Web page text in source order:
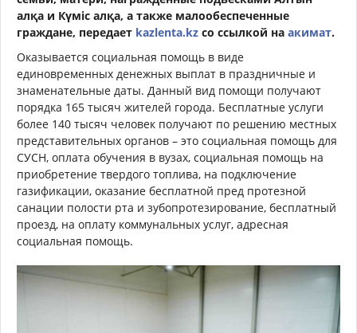
алқа и Күміс алқа, а также малообеспеченные
граждане, передает kazlenta.kz со ссылкой на акимат.
Оказывается социальная помощь в виде
единовременных денежных выплат в праздничные и
знаменательные даты. Данный вид помощи получают
порядка 165 тысяч жителей города. Бесплатные услуги
более 140 тысяч человек получают по решению местных
представительных органов – это социальная помощь для
СУСН, оплата обучения в вузах, социальная помощь на
приобретение твердого топлива, на подключение
газификации, оказание бесплатной пред протезной
санации полости рта и зубопротезирование, бесплатный
проезд, на оплату коммунальных услуг, адресная
социальная помощь.